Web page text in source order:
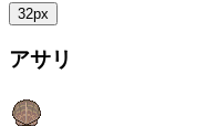
32px
アサリ